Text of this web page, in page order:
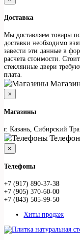
Доставка
Мы доставляем товары
доставки необходимо
завести эти данные в
расчета стоимости.
стеклянные двери
плата.
×
Магазины
г. Казань, Сибирский
×
Телефоны
+7 (917) 890-37-38
+7 (905) 370-60-00
+7 (843) 505-99-50
Хиты продаж